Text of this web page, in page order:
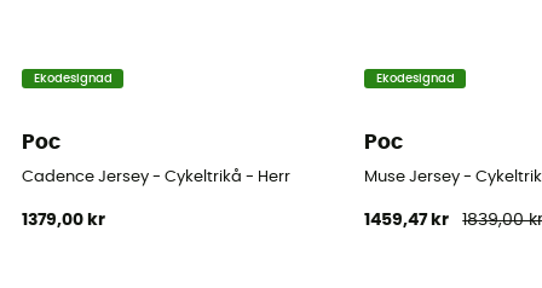
Ekodesignad
Poc
Cadence Jersey - Cykeltrikå - Herr
1379,00 kr
Ekodesignad
Poc
Muse Jersey -
1459,47 kr 1839,00